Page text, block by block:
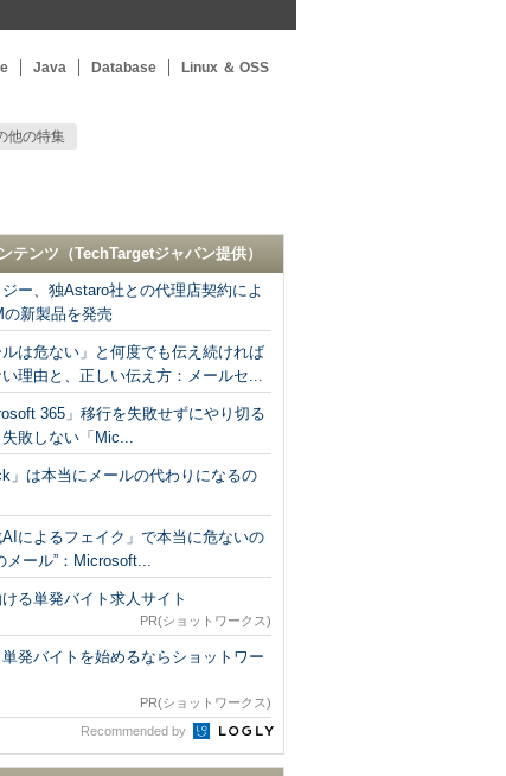
Java Database
Linux ＆ OSS
他の特集
テンツ（TechTargetジャパン提供）
ー、独Astaro社との代理店契約によ
の新製品を発売
ルは危ない」と何度でも伝え続ければ
理由と、正しい伝え方：メールセ...
365」移行を失敗せずにやり切る
敗しない「Mic...
」は本当にメールの代わりになるの
AIによるフェイク」で本当に危ないの
メール”：Microsoft...
る単発バイト求人サイト
PR(ショットワークス)
発バイトを始めるならショットワー
PR(ショットワークス)
Recommended by